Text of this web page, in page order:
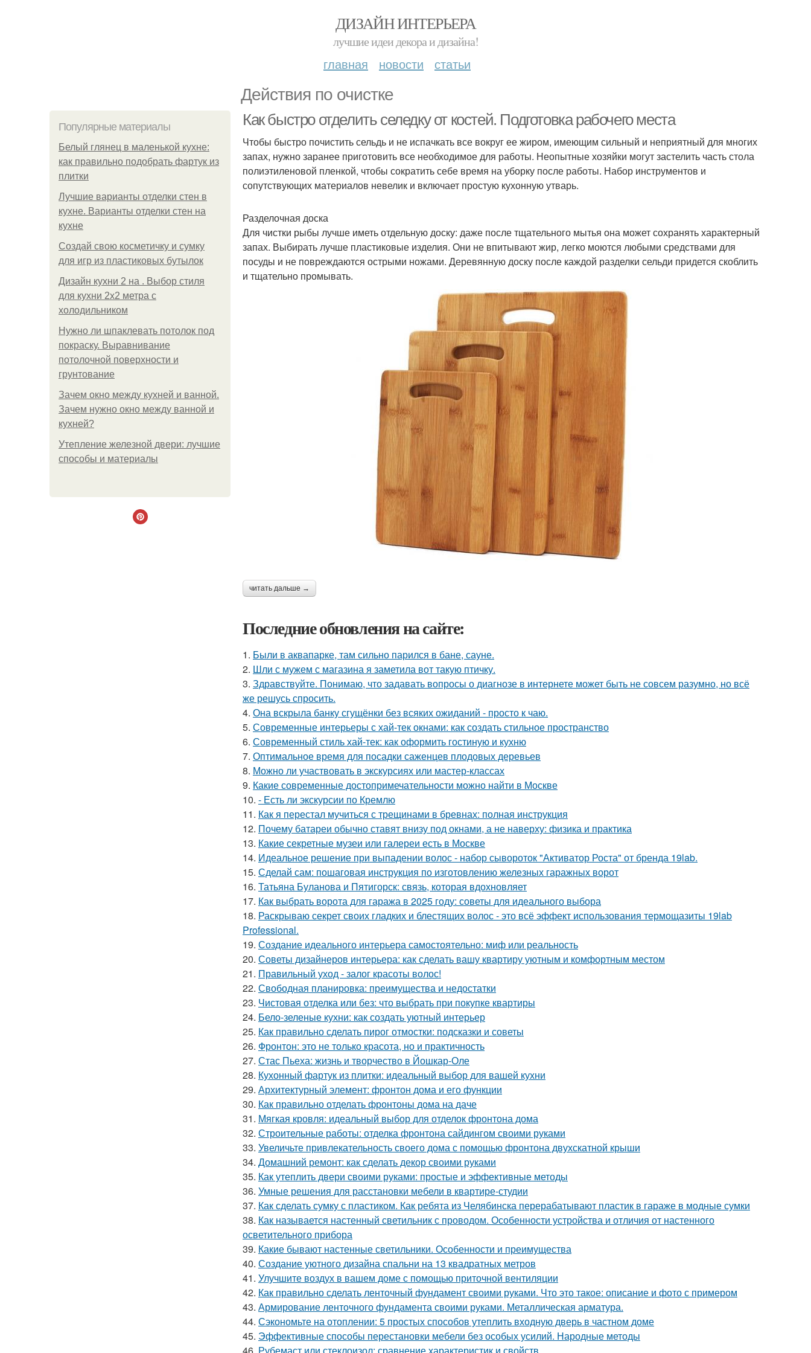
ДИЗАЙН ИНТЕРЬЕРА
лучшие идеи декора и дизайна!
главная новости статьи
Действия по очистке
Популярные материалы
Белый глянец в маленькой кухне:
как правильно подобрать фартук из
плитки
Лучшие варианты отделки стен в
кухне. Варианты отделки стен на
кухне
Создай свою косметичку и сумку
для игр из пластиковых бутылок
Дизайн кухни 2 на . Выбор стиля
для кухни 2х2 метра с
холодильником
Нужно ли шпаклевать потолок под
покраску. Выравнивание
потолочной поверхности и
грунтование
Зачем окно между кухней и ванной.
Зачем нужно окно между ванной и
кухней?
Утепление железной двери: лучшие
способы и материалы
Как быстро отделить селедку от костей. Подготовка рабочего места
Чтобы быстро почистить сельдь и не испачкать все вокруг ее жиром, имеющим сильный и неприятный для многих
запах, нужно заранее приготовить все необходимое для работы. Неопытные хозяйки могут застелить часть стола
полиэтиленовой пленкой, чтобы сократить себе время на уборку после работы. Набор инструментов и
сопутствующих материалов невелик и включает простую кухонную утварь.
Разделочная доска
Для чистки рыбы лучше иметь отдельную доску: даже после тщательного мытья она может сохранять характерный
запах. Выбирать лучше пластиковые изделия. Они не впитывают жир, легко моются любыми средствами для
посуды и не повреждаются острыми ножами. Деревянную доску после каждой разделки сельди придется скоблить
и тщательно промывать.
читать дальше →
Последние обновления на сайте:
1. Были в аквапарке, там сильно парился в бане, сауне.
2. Шли с мужем с магазина я заметила вот такую птичку.
3. Здравствуйте. Понимаю, что задавать вопросы о диагнозе в интернете может быть не совсем разумно, но всё
же решусь спросить.
4. Она вскрыла банку сгущёнки без всяких ожиданий - просто к чаю.
5. Современные интерьеры с хай-тек окнами: как создать стильное пространство
6. Современный стиль хай-тек: как оформить гостиную и кухню
7. Оптимальное время для посадки саженцев плодовых деревьев
8. Можно ли участвовать в экскурсиях или мастер-классах
9. Какие современные достопримечательности можно найти в Москве
10. - Есть ли экскурсии по Кремлю
11. Как я перестал мучиться с трещинами в бревнах: полная инструкция
12. Почему батареи обычно ставят внизу под окнами, а не наверху: физика и практика
13. Какие секретные музеи или галереи есть в Москве
14. Идеальное решение при выпадении волос - набор сывороток "Активатор Роста" от бренда 19lab.
15. Сделай сам: пошаговая инструкция по изготовлению железных гаражных ворот
16. Татьяна Буланова и Пятигорск: связь, которая вдохновляет
17. Как выбрать ворота для гаража в 2025 году: советы для идеального выбора
18. Раскрываю секрет своих гладких и блестящих волос - это всё эффект использования термощазиты 19lab
Professional.
19. Создание идеального интерьера самостоятельно: миф или реальность
20. Советы дизайнеров интерьера: как сделать вашу квартиру уютным и комфортным местом
21. Правильный уход - залог красоты волос!
22. Свободная планировка: преимущества и недостатки
23. Чистовая отделка или без: что выбрать при покупке квартиры
24. Бело-зеленые кухни: как создать уютный интерьер
25. Как правильно сделать пирог отмостки: подсказки и советы
26. Фронтон: это не только красота, но и практичность
27. Стас Пьеха: жизнь и творчество в Йошкар-Оле
28. Кухонный фартук из плитки: идеальный выбор для вашей кухни
29. Архитектурный элемент: фронтон дома и его функции
30. Как правильно отделать фронтоны дома на даче
31. Мягкая кровля: идеальный выбор для отделок фронтона дома
32. Строительные работы: отделка фронтона сайдингом своими руками
33. Увеличьте привлекательность своего дома с помощью фронтона двухскатной крыши
34. Домашний ремонт: как сделать декор своими руками
35. Как утеплить двери своими руками: простые и эффективные методы
36. Умные решения для расстановки мебели в квартире-студии
37. Как сделать сумку с пластиком. Как ребята из Челябинска перерабатывают пластик в гараже в модные сумки
38. Как называется настенный светильник с проводом. Особенности устройства и отличия от настенного
осветительного прибора
39. Какие бывают настенные светильники. Особенности и преимущества
40. Создание уютного дизайна спальни на 13 квадратных метров
41. Улучшите воздух в вашем доме с помощью приточной вентиляции
42. Как правильно сделать ленточный фундамент своими руками. Что это такое: описание и фото с примером
43. Армирование ленточного фундамента своими руками. Металлическая арматура.
44. Сэкономьте на отоплении: 5 простых способов утеплить входную дверь в частном доме
45. Эффективные способы перестановки мебели без особых усилий. Народные методы